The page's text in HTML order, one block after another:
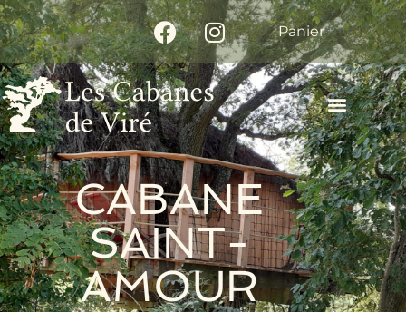
Panier
CABANE
SAINT-
AMOUR